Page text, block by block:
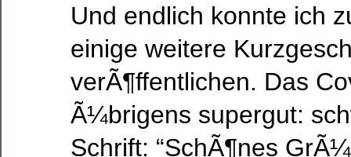
Und endlich konnte ich
einige weitere
verÃ¶ffentlichen. Das
Ã¼brigens supergut:
Schrift: “SchÃ¶nes